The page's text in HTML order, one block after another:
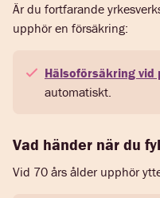
Är du fortfarande
upphör en försäkring:
Hälsoförsäkring vid
automatiskt.
Vad händer när du
Vid 70 års ålder upphör